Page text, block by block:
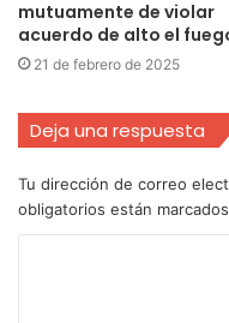
mutuamente de violar
acuerdo de alto el
21 de febrero de 2025
Deja una respuesta
Tu dirección de correo
obligatorios están